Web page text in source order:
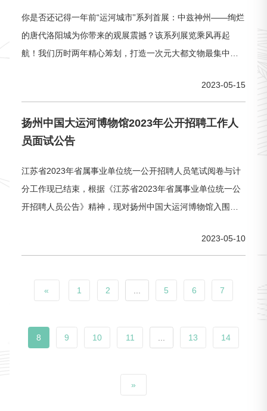
你是否还记得一年前“运河城市”系列首展：中兹神州——绚烂
的唐代洛阳城为你带来的观展震撼？该系列展览乘风再起
航！我们历时两年精心筹划，打造一次元大都文物最集中的
起来揭秘又一座运河城市的前世今生！匠人营国，方九里，
市朝一夫。——《
2023-05-15
扬州中国大运河博物馆2023年公开招聘工作人
员面试公告
江苏省2023年省属事业单位统一公开招聘人员笔试阅卷与计
分工作现已结束，根据《江苏省2023年省属事业单位统一公
开招聘人员公告》精神，现对扬州中国大运河博物馆入围考
生见附件二、资格复审时间和地点1、时间：2023年5月6日
2023-05-10
« 1 2 5 6 7
8 9 10 11 13 14
»